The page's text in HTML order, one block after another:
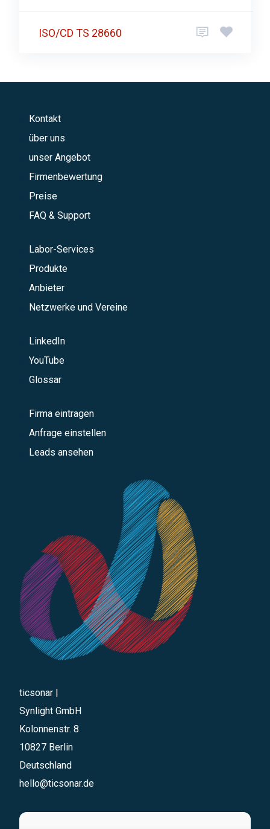
ISO/CD TS 28660
Kontakt
über uns
unser Angebot
Firmenbewertung
Preise
FAQ & Support
Labor-Services
Produkte
Anbieter
Netzwerke und Vereine
LinkedIn
YouTube
Glossar
Firma eintragen
Anfrage einstellen
Leads ansehen
ticsonar |
Synlight GmbH
Kolonnenstr. 8
10827 Berlin
Deutschland
hello@ticsonar.de